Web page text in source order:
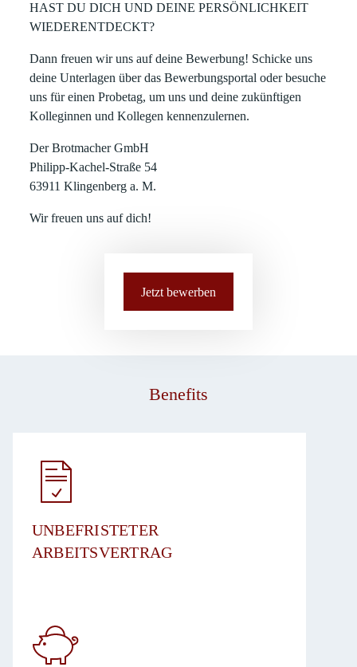
HAST DU DICH UND DEINE PERSÖNLICHKEIT
WIEDERENTDECKT?
Dann freuen wir uns auf deine Bewerbung! Schicke uns
deine Unterlagen über das Bewerbungsportal oder besuche
uns für einen Probetag, um uns und deine zukünftigen
Kolleginnen und Kollegen kennenzulernen.
Der Brotmacher GmbH
Philipp-Kachel-Straße 54
63911 Klingenberg a. M.
Wir freuen uns auf dich!
Jetzt bewerben
Benefits
UNBEFRISTETER
ARBEITSVERTRAG​